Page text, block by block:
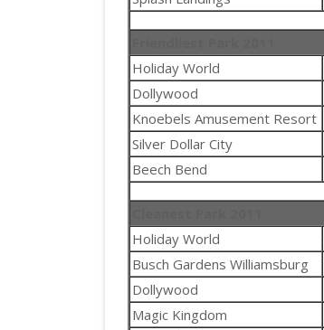
Holiday World
Dollywood
Knoebels Amusement Resort
Silver Dollar City
Beech Bend
Holiday World
Busch Gardens Williamsburg
Dollywood
Magic Kingdom